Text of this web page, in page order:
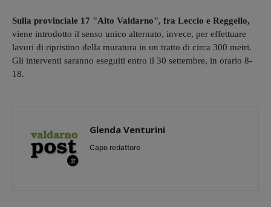
Sulla provinciale 17 "Alto Valdarno", fra Leccio e Reggello,
viene introdotto il senso unico alternato, invece, per effettuare
lavori di ripristino della muratura in un tratto di circa 300 metri.
Gli interventi saranno eseguiti entro il 30 settembre, in orario 8-
18.
Glenda Venturini
Capo redattore